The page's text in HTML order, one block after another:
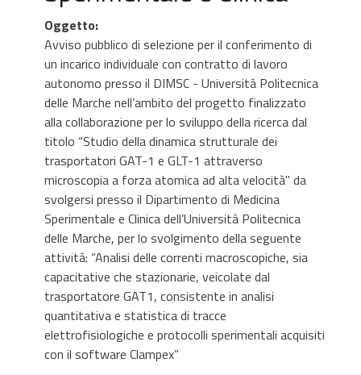
Oggetto:
Avviso pubblico di selezione per il conferimento di
un incarico individuale con contratto di lavoro
autonomo presso il DIMSC - Università Politecnica
delle Marche nell’ambito del progetto finalizzato
alla collaborazione per lo sviluppo della ricerca dal
titolo “Studio della dinamica strutturale dei
trasportatori GAT-1 e GLT-1 attraverso
microscopia a forza atomica ad alta velocità" da
svolgersi presso il Dipartimento di Medicina
Sperimentale e Clinica dell’Università Politecnica
delle Marche, per lo svolgimento della seguente
attività: “Analisi delle correnti macroscopiche, sia
capacitative che stazionarie, veicolate dal
trasportatore GAT1, consistente in analisi
quantitativa e statistica di tracce
elettrofisiologiche e protocolli sperimentali acquisiti
con il software Clampex”